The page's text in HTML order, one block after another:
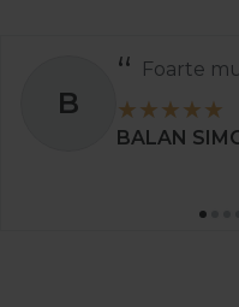
B
Foarte
BALAN